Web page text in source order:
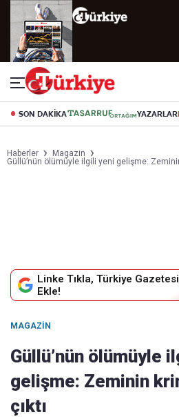
SON DAKİKA YAZARLAR
Haberler
Magazin
Güllü’nün ölümüyle ilgili yeni gelişme:
Linke Tıkla, Türkiye
Ekle!
MAGAZIN
Güllü’nün ölümüyle
gelişme: Zeminin
çıktı